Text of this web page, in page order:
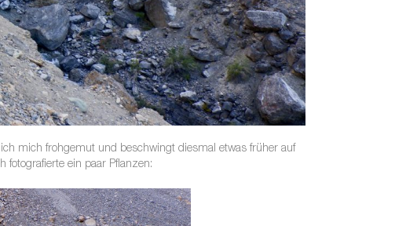
mich frohgemut und beschwingt diesmal etwas früher auf
fotografierte ein paar Pflanzen: